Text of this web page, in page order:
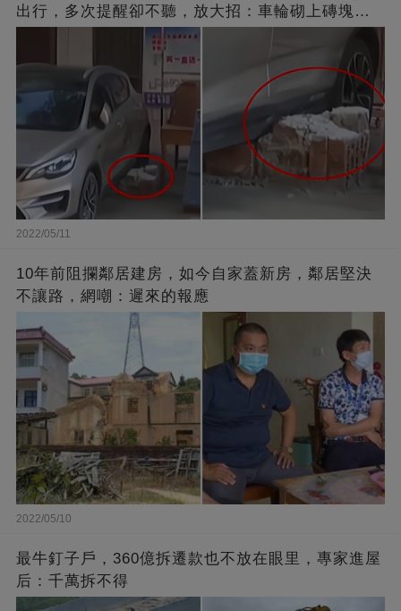
出行，多次提醒卻不聽，放大招：車輪砌上磚塊，
2022/05/11
10年前阻攔鄰居建房，如今自家蓋新房，鄰居堅決
不讓路，網嘲：遲來的報應
2022/05/10
最牛釘子戶，360億拆遷款也不放在眼里，專家進屋
后：千萬拆不得